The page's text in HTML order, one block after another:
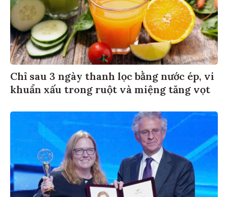
Chỉ sau 3 ngày thanh lọc bằng nước ép, vi
khuẩn xấu trong ruột và miệng tăng vọt